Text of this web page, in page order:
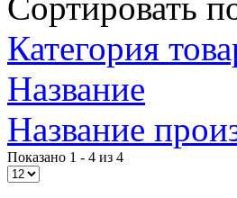
Intel
Kme
Lenovo (8)
Logicfox
Категория
Название
Название
Показано 1 - 4 из 4